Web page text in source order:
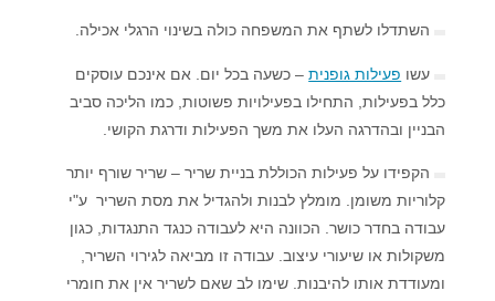
השתדלו לשתף את המשפחה כולה בשינוי הרגלי אכילה.
עשו פעילות גופנית– כשעה בכל יום. אם אינכם עוסקים
כלל בפעילות, התחילו בפעילויות פשוטות, כמו הליכה סביב
הבניין ובהדרגה העלו את משך הפעילות ודרגת הקושי.
הקפידו על פעילות הכוללת בניית שריר – שריר שורף יותר
קלוריות משומן. מומלץ לבנות ולהגדיל את מסת השריר ע"י
עבודה בחדר כושר. הכוונה היא לעבודה כנגד התנגדות, כגון
משקולות או שיעורי עיצוב. עבודה זו מביאה לגירוי השריר,
ומעודדת אותו להיבנות. שימו לב שאם לשריר אין את חומרי